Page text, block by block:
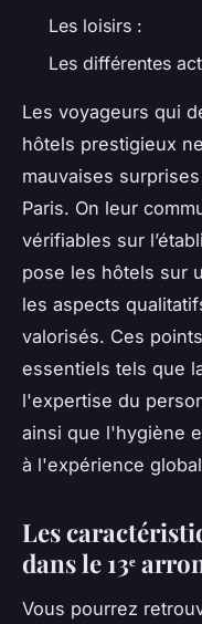
Les loisirs :
Les différentes
Les voyageurs qui
hôtels prestigieux
mauvaises
Paris. On leur
vérifiables sur
pose les hôtels sur
les aspects
valorisés. Ces
essentiels tels que
l'expertise du
ainsi que l'hygiène
à l'expérience
Les
dans le 13ᵉ
Vous pourrez